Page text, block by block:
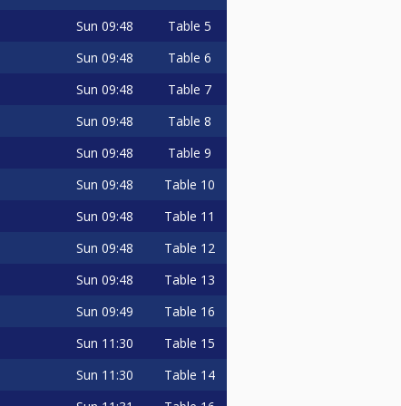
Sun 09:48 Table 5
Sun 09:48 Table 6
Sun 09:48 Table 7
Sun 09:48 Table 8
Sun 09:48 Table 9
Sun 09:48 Table 10
Sun 09:48 Table 11
Sun 09:48 Table 12
Sun 09:48 Table 13
Sun 09:49 Table 16
Sun 11:30 Table 15
Sun 11:30 Table 14